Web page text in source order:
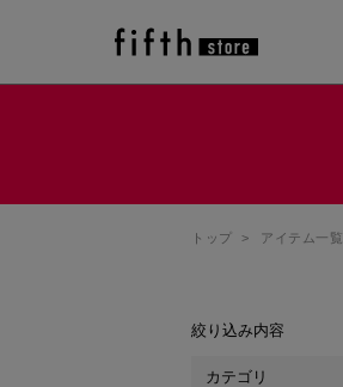
トップ > アイテム一覧
絞り込み内容
カテゴリ